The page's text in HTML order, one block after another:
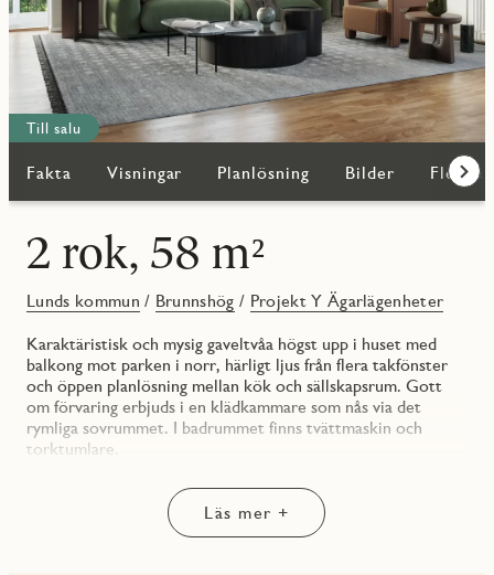
Till salu
Fakta Visningar Planlösning Bilder Fler
2 rok, 58 m²
Lunds kommun / Brunnshög / Projekt Y Ägarlägenheter
Karaktäristisk och mysig gaveltvåa högst upp i huset med
balkong mot parken i norr, härligt ljus från flera takfönster
och öppen planlösning mellan kök och sällskapsrum. Gott
om förvaring erbjuds i en klädkammare som nås via det
rymliga sovrummet. I badrummet finns tvättmaskin och
torktumlare.
På balkongen i norr sitter du i höjd med trädkronorna och
njuter av årets varma månader. Kökets interiör från Vedum
är både funktionell och estetiskt tilltalande och kommer
Läs mer +